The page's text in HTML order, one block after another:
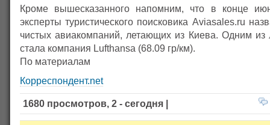
Кроме вышесказанного напомним, что в конце
эксперты туристического поисковика Aviasales.ru
чистых авиакомпаний, летающих из Киева. Одним из
стала компания Lufthansa (68.09 гр/км).
По материалам
Корреспондент.net
1680 просмотров, 2 - сегодня |